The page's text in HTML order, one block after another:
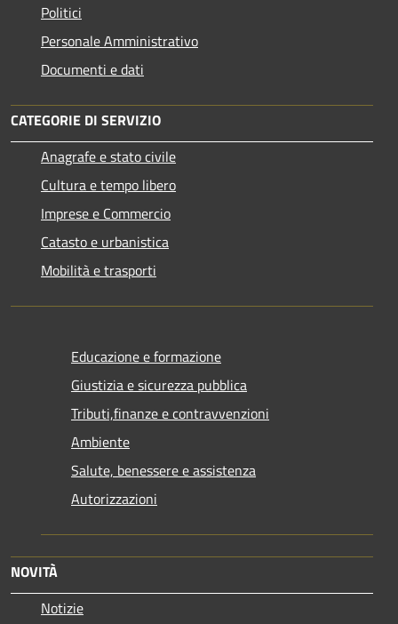
Politici
Personale Amministrativo
Documenti e dati
CATEGORIE DI SERVIZIO
Anagrafe e stato civile
Cultura e tempo libero
Imprese e Commercio
Catasto e urbanistica
Mobilità e trasporti
Educazione e formazione
Giustizia e sicurezza pubblica
Tributi,finanze e contravvenzioni
Ambiente
Salute, benessere e assistenza
Autorizzazioni
NOVITÀ
Notizie